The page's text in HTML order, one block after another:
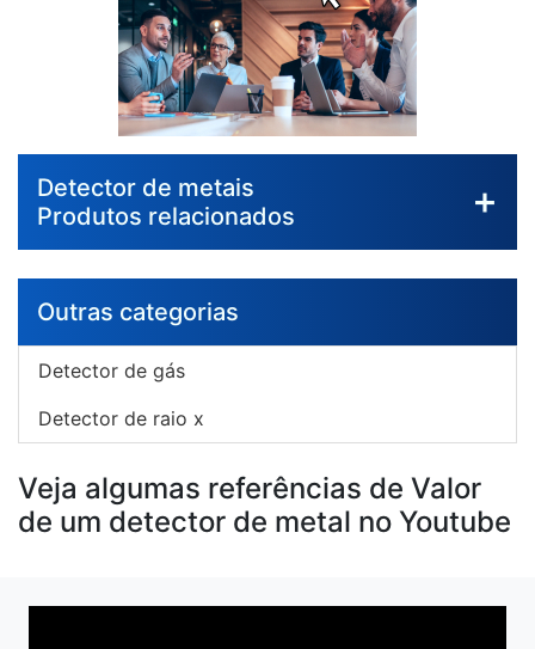
Detector de metais
Produtos relacionados
Outras categorias
Detector de gás
Detector de raio x
Veja algumas referências de Valor
de um detector de metal no Youtube